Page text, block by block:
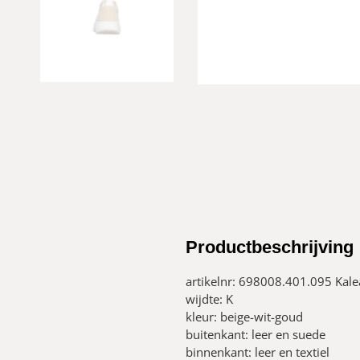
Productbeschrijving
artikelnr: 698008.401.095
wijdte: K
kleur: beige-wit-goud
buitenkant: leer en suede
binnenkant: leer en textiel